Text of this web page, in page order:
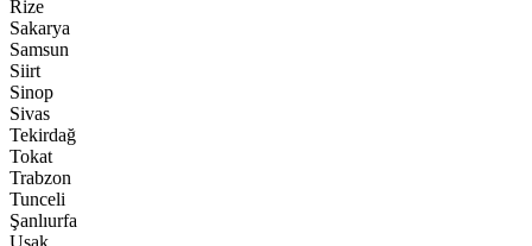
Rize
Sakarya
Samsun
Siirt
Sinop
Sivas
Tekirdağ
Tokat
Trabzon
Tunceli
Şanlıurfa
Uşak